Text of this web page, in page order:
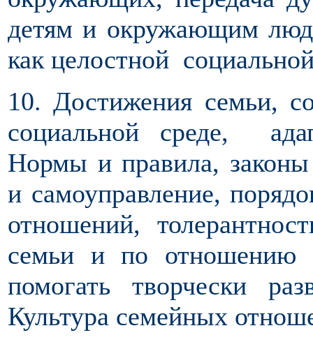
детям и окружающим
как целостной
10. Достижения семьи,
социальной среде,
Нормы и правила,
и самоуправление,
отношений,
семьи и по отношению
помогать творчески
Культура семейных